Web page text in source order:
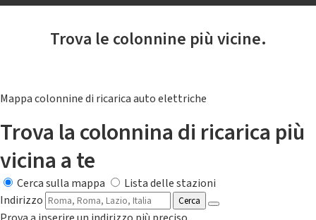
Trova le colonnine più vicine.
Mappa colonnine di ricarica auto elettriche
Trova la colonnina di ricarica più
vicina a te
Cerca sulla mappa
Lista delle stazioni
Indirizzo
Cerca